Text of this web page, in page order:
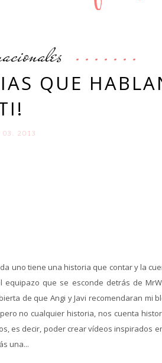
QUE
03. 2013
uno tiene una historia que contar y la
que se esconde detrás de
de que Angi y Javi recomendaran mi
no cualquier historia, nos cuenta
es decir, poder crear vídeos inspirados
una...